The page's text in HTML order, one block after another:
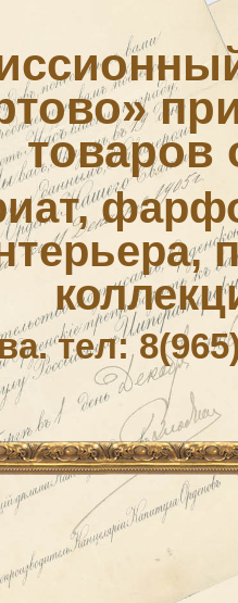
товаров
тел: